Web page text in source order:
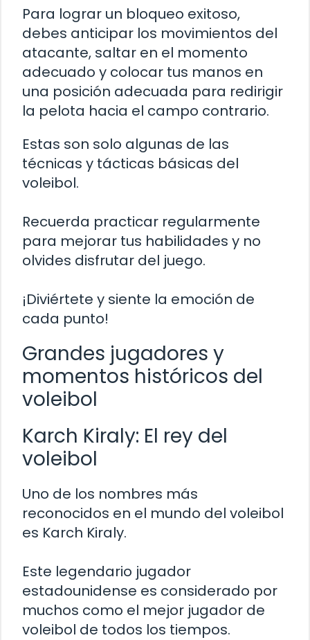
Para lograr un bloqueo exitoso,
debes anticipar los movimientos del
atacante, saltar en el momento
adecuado y colocar tus manos en
una posición adecuada para redirigir
la pelota hacia el campo contrario.
Estas son solo algunas de las
técnicas y tácticas básicas del
voleibol.
Recuerda practicar regularmente
para mejorar tus habilidades y no
olvides disfrutar del juego.
¡Diviértete y siente la emoción de
cada punto!
Grandes jugadores y
momentos históricos del
voleibol
Karch Kiraly: El rey del
voleibol
Uno de los nombres más
reconocidos en el mundo del voleibol
es Karch Kiraly.
Este legendario jugador
estadounidense es considerado por
muchos como el mejor jugador de
voleibol de todos los tiempos.